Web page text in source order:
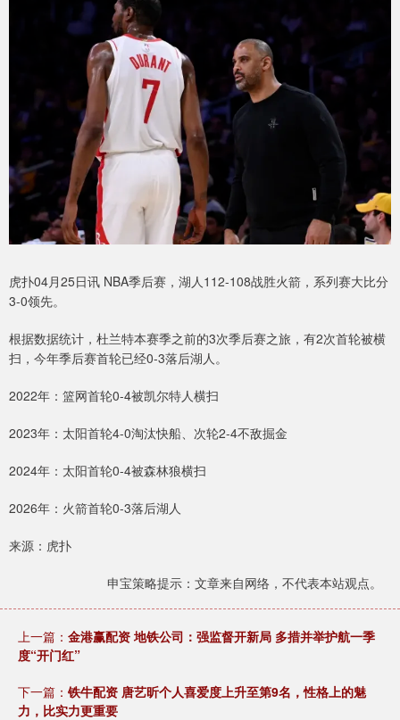
虎扑04月25日讯 NBA季后赛，湖人112-108战胜火箭，系列赛大比分
3-0领先。
根据数据统计，杜兰特本赛季之前的3次季后赛之旅，有2次首轮被横
扫，今年季后赛首轮已经0-3落后湖人。
2022年：篮网首轮0-4被凯尔特人横扫
2023年：太阳首轮4-0淘汰快船、次轮2-4不敌掘金
2024年：太阳首轮0-4被森林狼横扫
2026年：火箭首轮0-3落后湖人
来源：虎扑
申宝策略提示：文章来自网络，不代表本站观点。
上一篇： 金港赢配资 地铁公司：强监督开新局 多措并举护航一季
度“开门红”
下一篇： 铁牛配资 唐艺昕个人喜爱度上升至第9名，性格上的魅
力，比实力更重要